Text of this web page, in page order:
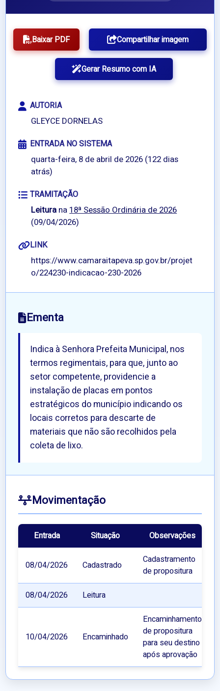
Baixar PDF Compartilhar imagem
Gerar Resumo com IA
AUTORIA
GLEYCE DORNELAS
ENTRADA NO SISTEMA
quarta-feira, 8 de abril de 2026 (122 dias
atrás)
TRAMITAÇÃO
Leitura na18ª Sessão Ordinária de 2026
(09/04/2026)
LINK
https://www.camaraitapeva.sp.gov.br/projet
o/224230-indicacao-230-2026
Ementa
Indica à Senhora Prefeita Municipal, nos
termos regimentais, para que, junto ao
setor competente, providencie a
instalação de placas em pontos
estratégicos do município indicando os
locais corretos para descarte de
materiais que não são recolhidos pela
coleta de lixo.
Movimentação
Entrada Situação Observações
08/04/2026 Cadastrado
Cadastramento
de propositura
08/04/2026 Leitura
10/04/2026 Encaminhado
Encaminhamento
de propositura
para seu destino
após aprovação